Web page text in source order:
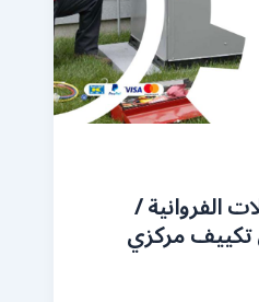
الفروانية /
فني تكييف مركزي